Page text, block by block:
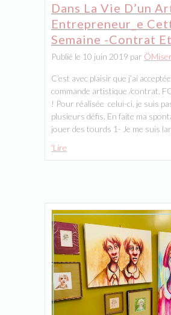
Dans La Vie D’un
Entrepreneur_e
Semaine -contrat
Publié le 10 juin 2019 par
C’est avec plaisir que j’ai
commande artistique /contrat.
! Pour réalisée celui-ci, je suis
plusieurs défis. En faite ma
jouer des tourds 1- Je me suis
'Lire